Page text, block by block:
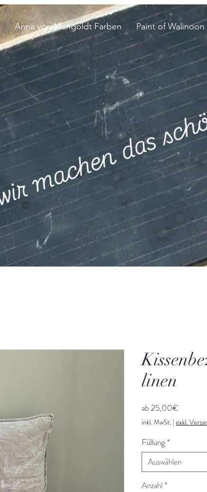
Anna von Mangoldt Farben Paint of Walinoon
linen
ab25,00€
Preis
inkl. MwSt. | exkl.
Füllung *
Auswählen
Anzahl *